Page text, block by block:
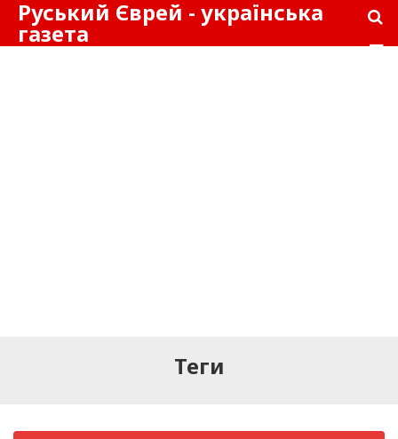
Руський Єврей - українська
газета
Теги